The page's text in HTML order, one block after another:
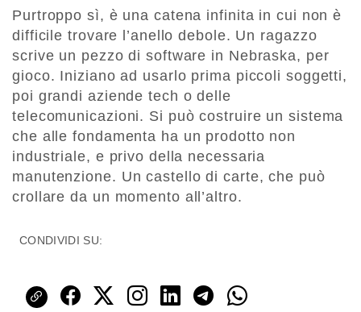
Purtroppo sì, è una catena infinita in cui non è
difficile trovare l’anello debole. Un ragazzo
scrive un pezzo di software in Nebraska, per
gioco. Iniziano ad usarlo prima piccoli soggetti,
poi grandi aziende tech o delle
telecomunicazioni. Si può costruire un sistema
che alle fondamenta ha un prodotto non
industriale, e privo della necessaria
manutenzione. Un castello di carte, che può
crollare da un momento all’altro.
CONDIVIDI SU: